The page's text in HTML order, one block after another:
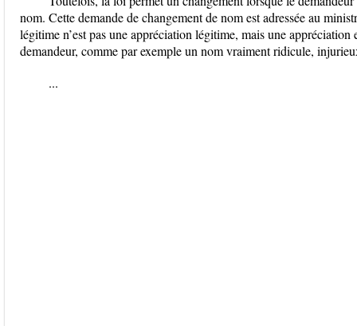
nom. Cette demande de changement de nom est adressée au
légitime n’est pas une appréciation légitime, mais une
demandeur, comme par exemple un nom vraiment ridicule,
...